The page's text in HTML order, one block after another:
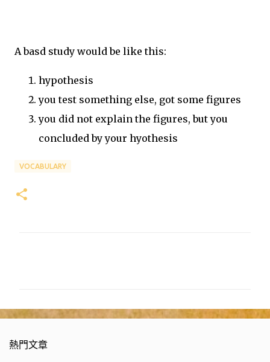
A basd study would be like this:
hypothesis
you test something else, got some figures
you did not explain the figures, but you
concluded by your hyothesis
VOCABULARY
熱門文章